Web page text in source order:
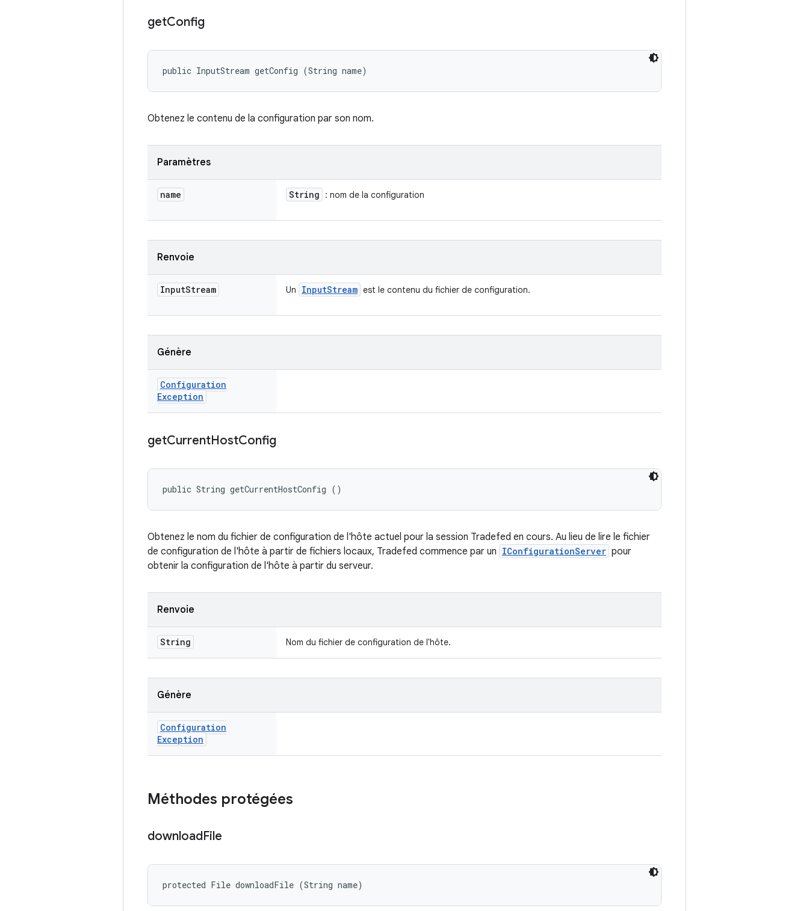
getConfig
public InputStream getConfig (String name)
Obtenez le contenu de la configuration par son nom.
Paramètres
name String : nom de la configuration
Renvoie
InputStream Un InputStream est le contenu du fichier de configuration.
Génère
Configuration
Exception
getCurrentHostConfig
public String getCurrentHostConfig ()
Obtenez le nom du fichier de configuration de l'hôte actuel pour la session Tradefed en cours. Au lieu de lire le fichier
de configuration de l'hôte à partir de fichiers locaux, Tradefed commence par un IConfigurationServer pour
obtenir la configuration de l'hôte à partir du serveur.
Renvoie
String Nom du fichier de configuration de l'hôte.
Génère
Configuration
Exception
Méthodes protégées
downloadFile
protected File downloadFile (String name)